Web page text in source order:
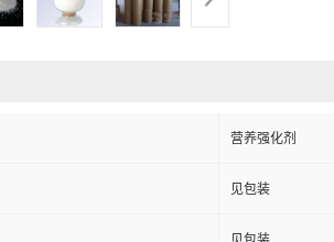
营养强化剂
见包装